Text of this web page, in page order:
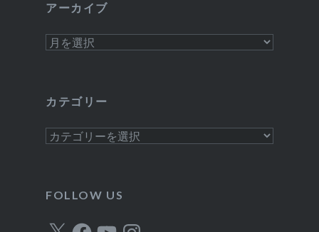
アーカイブ
ア
ブ
カテゴリー
カ
ー
FOLLOW US
X FacebookYouTubeInstagram